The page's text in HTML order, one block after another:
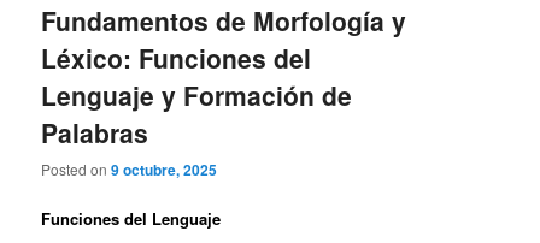
Fundamentos de Morfología y
Léxico: Funciones del
Lenguaje y Formación de
Palabras
Posted on9 octubre, 2025
Funciones del Lenguaje